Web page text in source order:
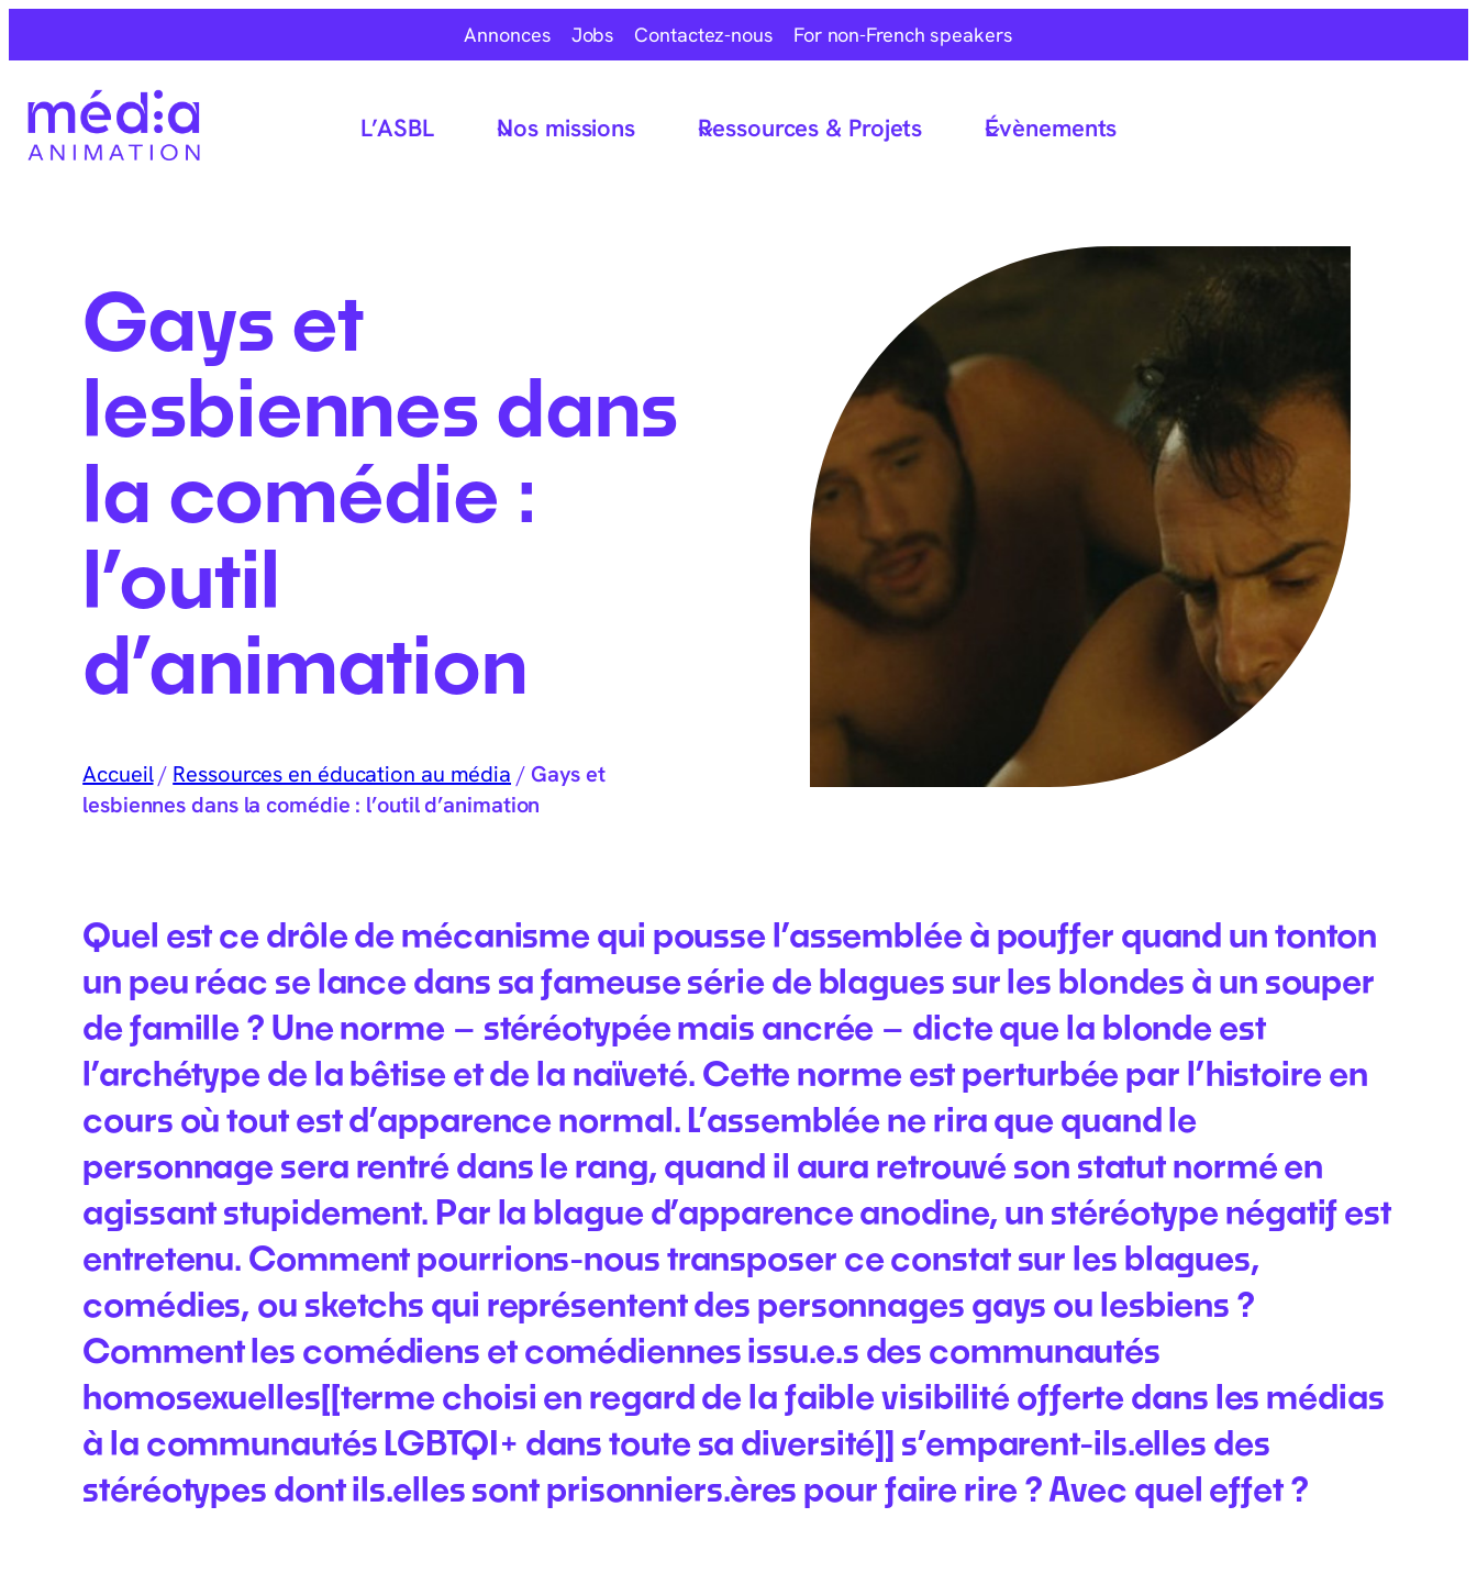
Annonces Jobs Contactez-nous For non-French speakers
L’ASBL Nos missions Ressources & Projets Évènements
Gays et
lesbiennes dans
la comédie :
l’outil
d’animation
Accueil/ Ressources en éducation au média / Gays et
lesbiennes dans la comédie : l’outil d’animation
Quel est ce drôle de mécanisme qui pousse l’assemblée à pouffer quand un tonton
un peu réac se lance dans sa fameuse série de blagues sur les blondes à un souper
de famille ? Une norme – stéréotypée mais ancrée – dicte que la blonde est
l’archétype de la bêtise et de la naïveté. Cette norme est perturbée par l’histoire en
cours où tout est d’apparence normal. L’assemblée ne rira que quand le
personnage sera rentré dans le rang, quand il aura retrouvé son statut normé en
agissant stupidement. Par la blague d’apparence anodine, un stéréotype négatif est
entretenu. Comment pourrions-nous transposer ce constat sur les blagues,
comédies, ou sketchs qui représentent des personnages gays ou lesbiens ?
Comment les comédiens et comédiennes issu.e.s des communautés
homosexuelles[[terme choisi en regard de la faible visibilité offerte dans les médias
à la communautés LGBTQI+ dans toute sa diversité]] s’emparent-ils.elles des
stéréotypes dont ils.elles sont prisonniers.ères pour faire rire ? Avec quel effet ?